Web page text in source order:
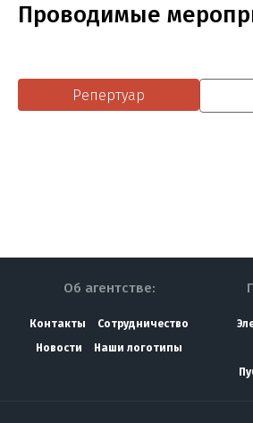
Проводимые
Репертуар
Об агентстве:
Контакты
Сотрудничество
Новости
Наши логотипы